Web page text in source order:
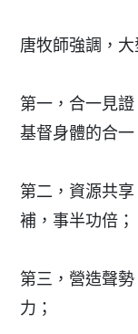
唐牧師強調，
第一，合一見
基督身體的合一
第二，資源共
補，事半功倍；
第三，營造聲
力；